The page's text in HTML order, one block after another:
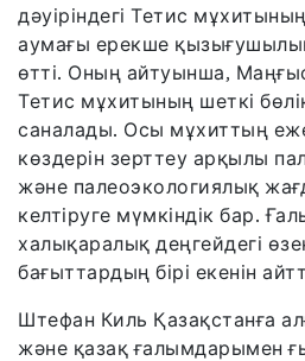
дәуіріндегі Тетис
аумағы ерекше
өтті. Оның айтуынша,
Тетис мұхитының шеткі
саналады. Осы мұхиттың
көздерін зерттеу арқылы
және палеоэкологиялық
келтіруге мүмкіндік бар.
халықаралық деңгейдегі
бағыттардың бірі екенін
Штефан Киль Қазақстанға
және қазақ ғалымдарымен